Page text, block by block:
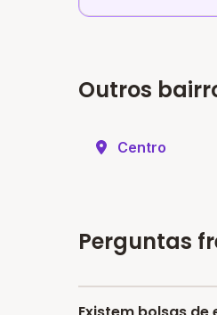
Outros
Centro
Perguntas